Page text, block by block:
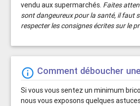
vendu aux supermarchés. Faites
sont dangeureux pour la santé, il faut
respecter les consignes écrites sur le
info_outline Comment déboucher
Si vous vous sentez un minimum
nous vous exposons quelques